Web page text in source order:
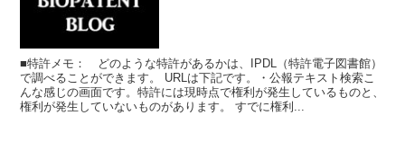
■特許メモ： どのような特許があるかは、IPDL（特許電子図書館）
で調べることができます。 URLは下記です。・公報テキスト検索こ
んな感じの画面です。特許には現時点で権利が発生しているものと、
権利が発生していないものがあります。 すでに権利...